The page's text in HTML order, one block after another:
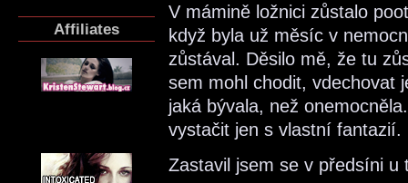
Affiliates
V mámině ložnici zůstalo
když byla už měsíc v
zůstával. Děsilo mě, že tu
sem mohl chodit, vdechovat
jaká bývala, než
vystačit jen s vlastní
Zastavil jsem se v předsíni u